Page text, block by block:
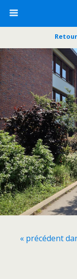
« précédent